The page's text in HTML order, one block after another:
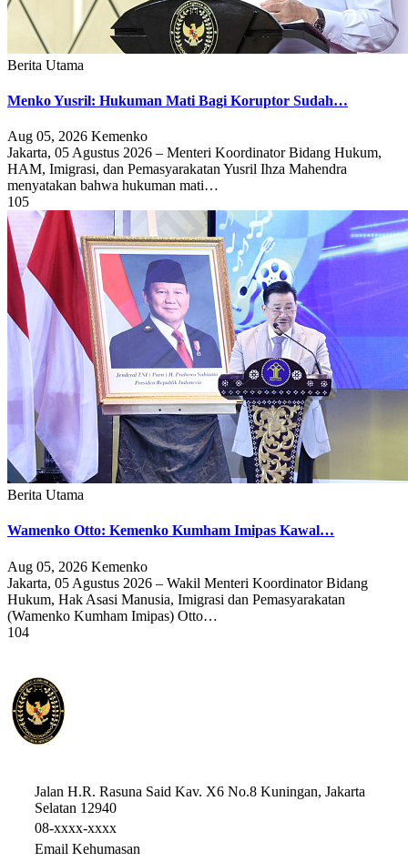
Berita Utama
Menko Yusril: Hukuman Mati Bagi Koruptor Sudah…
Aug 05, 2026 Kemenko
Jakarta, 05 Agustus 2026 – Menteri Koordinator Bidang Hukum,
HAM, Imigrasi, dan Pemasyarakatan Yusril Ihza Mahendra
menyatakan bahwa hukuman mati…
105
Berita Utama
Wamenko Otto: Kemenko Kumham Imipas Kawal…
Aug 05, 2026 Kemenko
Jakarta, 05 Agustus 2026 – Wakil Menteri Koordinator Bidang
Hukum, Hak Asasi Manusia, Imigrasi dan Pemasyarakatan
(Wamenko Kumham Imipas) Otto…
104
Jalan H.R. Rasuna Said Kav. X6 No.8 Kuningan, Jakarta
Selatan 12940
08-xxxx-xxxx
Email Kehumasan